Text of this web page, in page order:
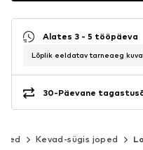
Alates 3 - 5 tööpäeva
Lõplik eeldatav tarneaeg
30-Päevane
Kevad-sügis joped